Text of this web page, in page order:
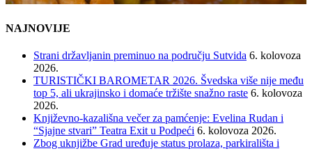
NAJNOVIJE
Strani državljanin preminuo na području Sutvida 6. kolovoza
2026.
TURISTIČKI BAROMETAR 2026. Švedska više nije među
top 5, ali ukrajinsko i domaće tržište snažno raste 6. kolovoza
2026.
Književno-kazališna večer za pamćenje: Evelina Rudan i
“Sjajne stvari” Teatra Exit u Podpeći 6. kolovoza 2026.
Zbog uknjižbe Grad uređuje status prolaza, parkirališta i